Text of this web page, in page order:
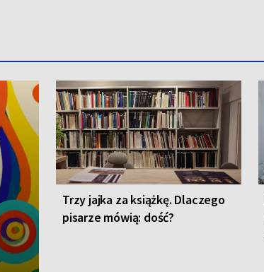
Trzy jajka za książkę. Dlaczego
pisarze mówią: dość?